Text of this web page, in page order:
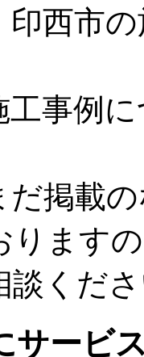
西市
工事例
だ掲載
ります
談くだ
サービ